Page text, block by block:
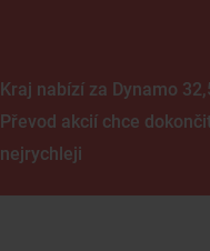
Kraj nabízí za Dynamo
Převod akcií chce
nejrychleji